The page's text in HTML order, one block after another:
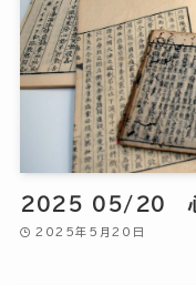
2025 05/20 心
2025年5月20日